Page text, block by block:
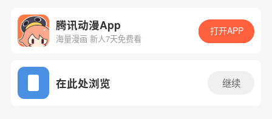
App免费看
腾讯动漫App
海量漫画 新人7天免费看
打开APP
在此处浏览 继续